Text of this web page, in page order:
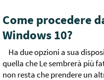
Come procedere
Windows 10?
Ha due opzioni a sua
quella che Le sembrerà più
non resta che prendere un